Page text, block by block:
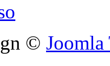
© Joomla